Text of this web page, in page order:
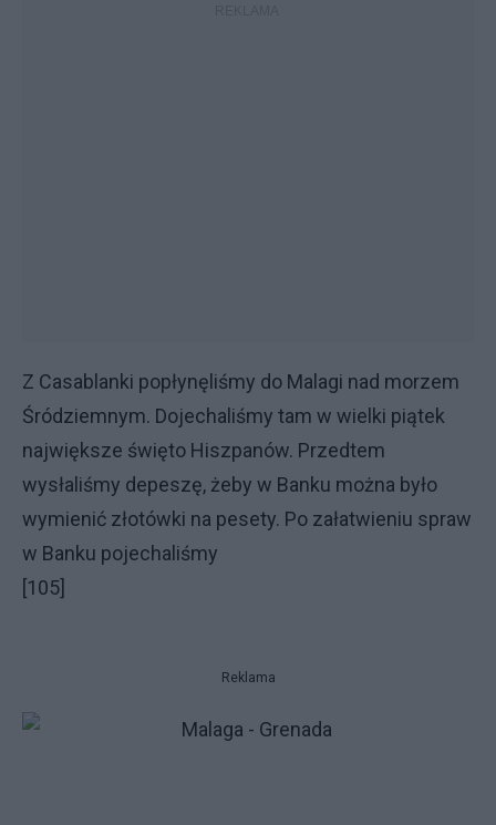
Z Casablanki popłynęliśmy do Malagi nad morzem
Śródziemnym. Dojechaliśmy tam w wielki piątek
największe święto Hiszpanów. Przedtem
wysłaliśmy depeszę, żeby w Banku można było
wymienić złotówki na pesety. Po załatwieniu spraw
w Banku pojechaliśmy
[105]
Reklama